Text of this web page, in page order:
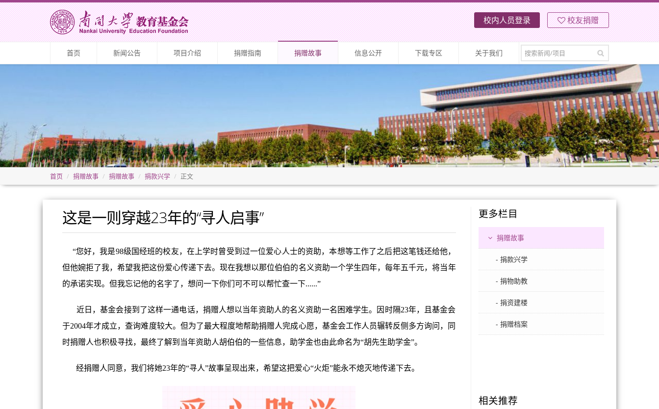
校内人员登录 校友捐赠
首页 新闻公告 项目介绍 捐赠指南 捐赠故事 信息公开 下载专区 关于我们
首页 捐赠故事 捐赠故事 捐款兴学 正文
这是一则穿越23年的“寻人启事”
“您好，我是98级国经班的校友，在上学时曾受到过一位爱心人士的资助，本想等工作了之后把这笔钱还给他，
但他婉拒了我，希望我把这份爱心传递下去。现在我想以那位伯伯的名义资助一个学生四年，每年五千元，将当年
的承诺实现。但我忘记他的名字了，想问一下你们可不可以帮忙查一下......”
近日，基金会接到了这样一通电话，捐赠人想以当年资助人的名义资助一名困难学生。因时隔23年，且基金会
于2004年才成立，查询难度较大。但为了最大程度地帮助捐赠人完成心愿，基金会工作人员辗转反侧多方询问，同
时捐赠人也积极寻找，最终了解到当年资助人胡伯伯的一些信息，助学金也由此命名为“胡先生助学金”。
经捐赠人同意，我们将她23年的“寻人”故事呈现出来，希望这把爱心“火炬”能永不熄灭地传递下去。
更多栏目
捐赠故事
- 捐款兴学
- 捐物助教
- 捐资建楼
- 捐赠档案
相关推荐